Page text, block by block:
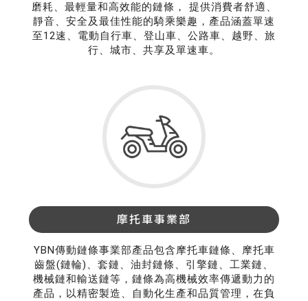
磨耗、最輕量和高效能的鏈條， 提供消費者舒適、
靜音、安全及最佳性能的騎乘樂趣，產品涵蓋單速
至12速、電動自行車、登山車、公路車、越野、旅
行、城市、共享及單速車。
摩托車事業部
YBN傳動鏈條事業部產品包含摩托車鏈條、摩托車
齒盤(鏈輪)、套鏈、油封鏈條、引擎鏈、工業鏈、
機械鏈和輸送鏈等，鏈條為高機械效率傳遞動力的
產品，以精密製造、自動化生產和品質管理，在負